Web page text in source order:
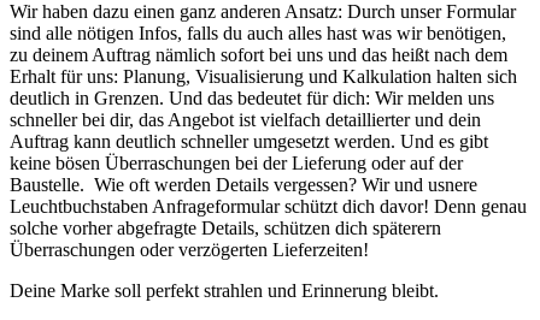
Wir haben dazu einen ganz anderen Ansatz: Durch unser Formular
sind alle nötigen Infos, falls du auch alles hast was wir benötigen,
zu deinem Auftrag nämlich sofort bei uns und das heißt nach dem
Erhalt für uns: Planung, Visualisierung und Kalkulation halten sich
deutlich in Grenzen. Und das bedeutet für dich: Wir melden uns
schneller bei dir, das Angebot ist vielfach detaillierter und dein
Auftrag kann deutlich schneller umgesetzt werden. Und es gibt
keine bösen Überraschungen bei der Lieferung oder auf der
Baustelle. Wie oft werden Details vergessen? Wir und usnere
Leuchtbuchstaben Anfrageformular schützt dich davor! Denn genau
solche vorher abgefragte Details, schützen dich späterern
Überraschungen oder verzögerten Lieferzeiten!
Deine Marke soll perfekt strahlen und Erinnerung bleibt.